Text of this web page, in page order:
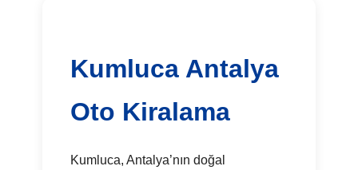
Kumluca Antalya
Oto Kiralama
Kumluca, Antalya’nın doğal